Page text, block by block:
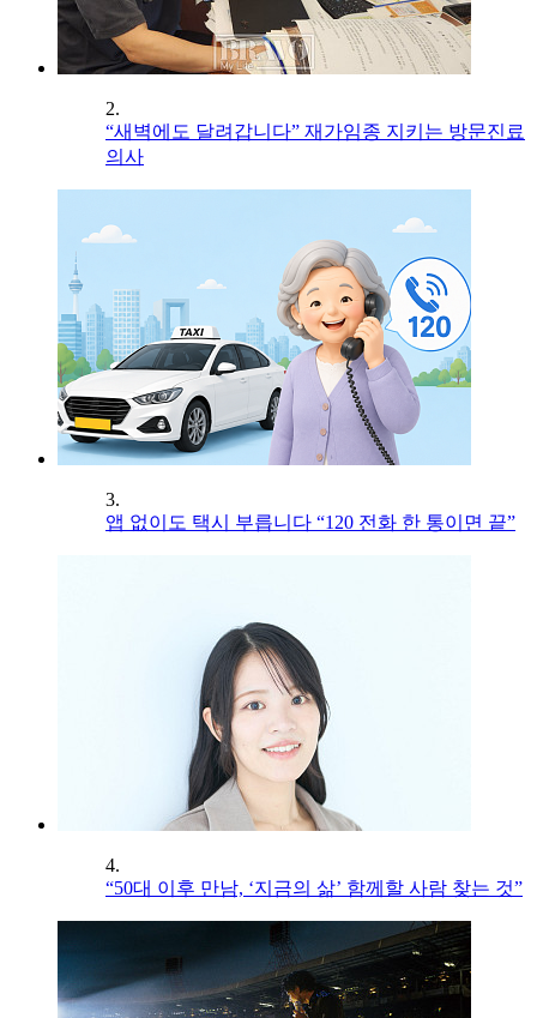
2.
“새벽에도 달려갑니다” 재가임종 지키는 방문진료
의사
3.
앱 없이도 택시 부릅니다 “120 전화 한 통이면 끝”
4.
“50대 이후 만남, ‘지금의 삶’ 함께할 사람 찾는 것”